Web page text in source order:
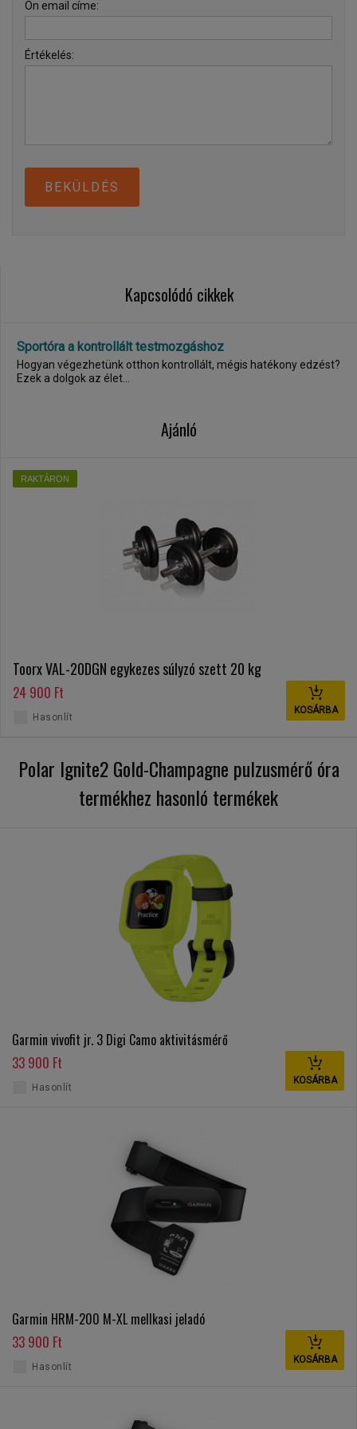
Ön email címe:
Értékelés:
BEKÜLDÉS
Kapcsolódó cikkek
Sportóra a kontrollált testmozgáshoz
Hogyan végezhetünk otthon kontrollált, mégis hatékony edzést?
Ezek a dolgok az élet...
Ajánló
RAKTÁRON
Toorx VAL-20DGN egykezes súlyzó szett 20 kg
24 900 Ft
KOSÁRBA
Hasonlít
Polar Ignite2 Gold-Champagne pulzusmérő óra
termékhez hasonló termékek
Garmin vivofit jr. 3 Digi Camo aktivitásmérő
33 900 Ft
KOSÁRBA
Hasonlít
Garmin HRM-200 M-XL mellkasi jeladó
33 900 Ft
KOSÁRBA
Hasonlít